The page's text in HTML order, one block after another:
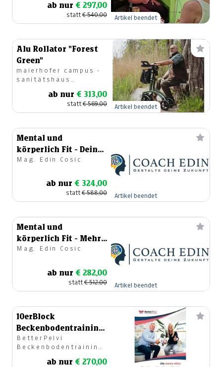
ab nur € 297,00
statt€ 540,00 Artikel beendet
Alu Rollator "Forest
Green"
maierhofer campus -
sanitätshaus
ab nur € 313,00
statt€ 569,00 Artikel beendet
Mental und
körperlich Fit - Dein
Weg zum
Mag. Edin Cosic
ab nur € 324,00
statt€ 588,00 Artikel beendet
Mental und
körperlich Fit - Mehr
Energie, weniger
Mag. Edin Cosic
ab nur € 282,00
statt€ 512,00 Artikel beendet
10erBlock
Beckenbodentraining
Graz/Leibnitz/Feldbach/Fürstenfeld
BetterPelvi
Beckenbodentraining
ab nur € 270,00